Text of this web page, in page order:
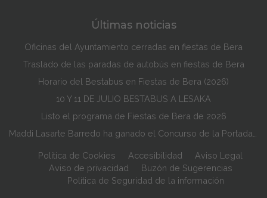
Últimas noticias
Oficinas del Ayuntamiento cerradas en fiestas de Bera
Traslado de las paradas de autobús en fiestas de Bera
Horario del Bestabus en Fiestas de Bera (2026)
10 Y 11 DE JULIO BESTABUS A LESAKA
Listo el programa de Fiestas de Bera de 2026
Política de Cookies Accesibilidad
Aviso Legal
Aviso de privacidad
Buzón de Sugerencias
Política de Seguridad de la información